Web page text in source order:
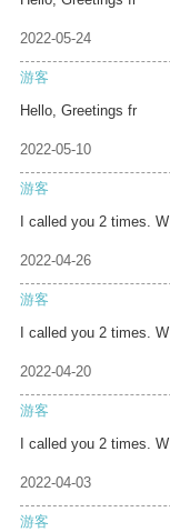
2022-05-24
游客
Hello, Greetings fr
2022-05-10
游客
I called you 2 times. W
2022-04-26
游客
I called you 2 times. W
2022-04-20
游客
I called you 2 times. W
2022-04-03
游客